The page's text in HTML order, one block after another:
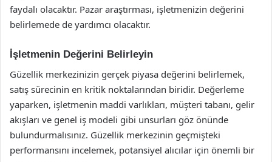
faydalı olacaktır. Pazar araştırması, işletmenizin değerini
belirlemede de yardımcı olacaktır.
İşletmenin Değerini Belirleyin
Güzellik merkezinizin gerçek piyasa değerini belirlemek,
satış sürecinin en kritik noktalarından biridir. Değerleme
yaparken, işletmenin maddi varlıkları, müşteri tabanı, gelir
akışları ve genel iş modeli gibi unsurları göz önünde
bulundurmalısınız. Güzellik merkezinin geçmişteki
performansını incelemek, potansiyel alıcılar için önemli bir